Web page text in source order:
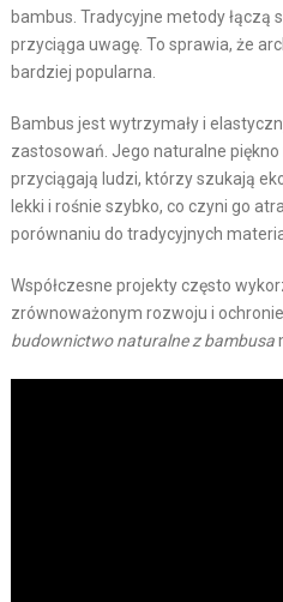
bambus. Tradycyjne metody łączą
przyciąga uwagę. To sprawia, że
bardziej popularna.
Bambus jest wytrzymały i
zastosowań. Jego naturalne piękno
przyciągają ludzi, którzy szukają
lekki i rośnie szybko, co czyni go
porównaniu do tradycyjnych
Współczesne projekty często
zrównoważonym rozwoju i
budownictwo naturalne z bambusa